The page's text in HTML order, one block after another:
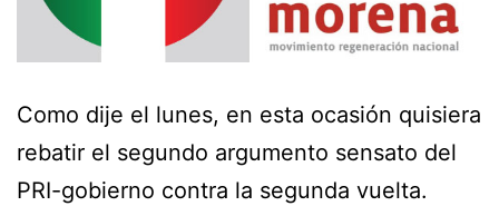
Como dije el lunes, en esta ocasión quisiera
rebatir el segundo argumento sensato del
PRI-gobierno contra la segunda vuelta.